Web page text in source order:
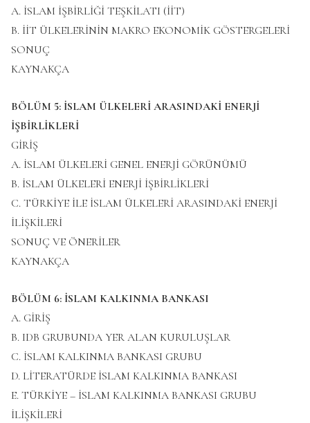
A. İSLAM İŞBİRLİĞİ TEŞKİLATI (İİT)
B. İİT ÜLKELERİNİN MAKRO EKONOMİK GÖSTERGELERİ
SONUÇ
KAYNAKÇA
BÖLÜM 5: İSLAM ÜLKELERİ ARASINDAKİ ENERJİ
İŞBİRLİKLERİ
GİRİŞ
A. İSLAM ÜLKELERİ GENEL ENERJİ GÖRÜNÜMÜ
B. İSLAM ÜLKELERİ ENERJİ İŞBİRLİKLERİ
C. TÜRKİYE İLE İSLAM ÜLKELERİ ARASINDAKİ ENERJİ
İLİŞKİLERİ
SONUÇ VE ÖNERİLER
KAYNAKÇA
BÖLÜM 6: İSLAM KALKINMA BANKASI
A. GİRİŞ
B. IDB GRUBUNDA YER ALAN KURULUŞLAR
C. İSLAM KALKINMA BANKASI GRUBU
D. LİTERATÜRDE İSLAM KALKINMA BANKASI
E. TÜRKİYE – İSLAM KALKINMA BANKASI GRUBU
İLİŞKİLERİ